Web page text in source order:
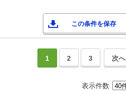
この条件を保存
1 2 3 次へ
表示件数